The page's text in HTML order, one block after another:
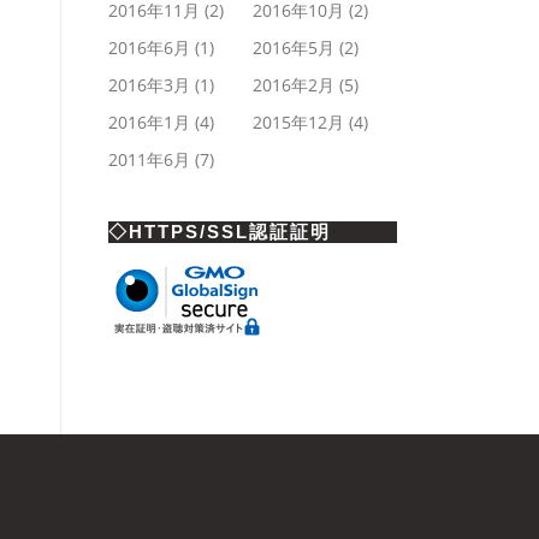
2016年11月 (2) 2016年10月 (2)
2016年6月 (1) 2016年5月 (2)
2016年3月 (1) 2016年2月 (5)
2016年1月 (4) 2015年12月 (4)
2011年6月 (7)
◇HTTPS/SSL認証証明